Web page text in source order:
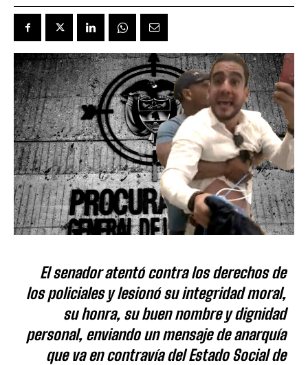
El senador atentó contra los derechos de
los policiales y lesionó su integridad moral,
su honra, su buen nombre y dignidad
personal, enviando un mensaje de anarquía
que va en contravía del Estado Social de